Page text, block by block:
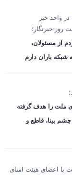
واحد خبر
روز خبرنگار؛
از مسئولان،
شبکه باران دارم
ملت را هدف گرفته
بینا، قاطع و
با اعضای هیئت امنای